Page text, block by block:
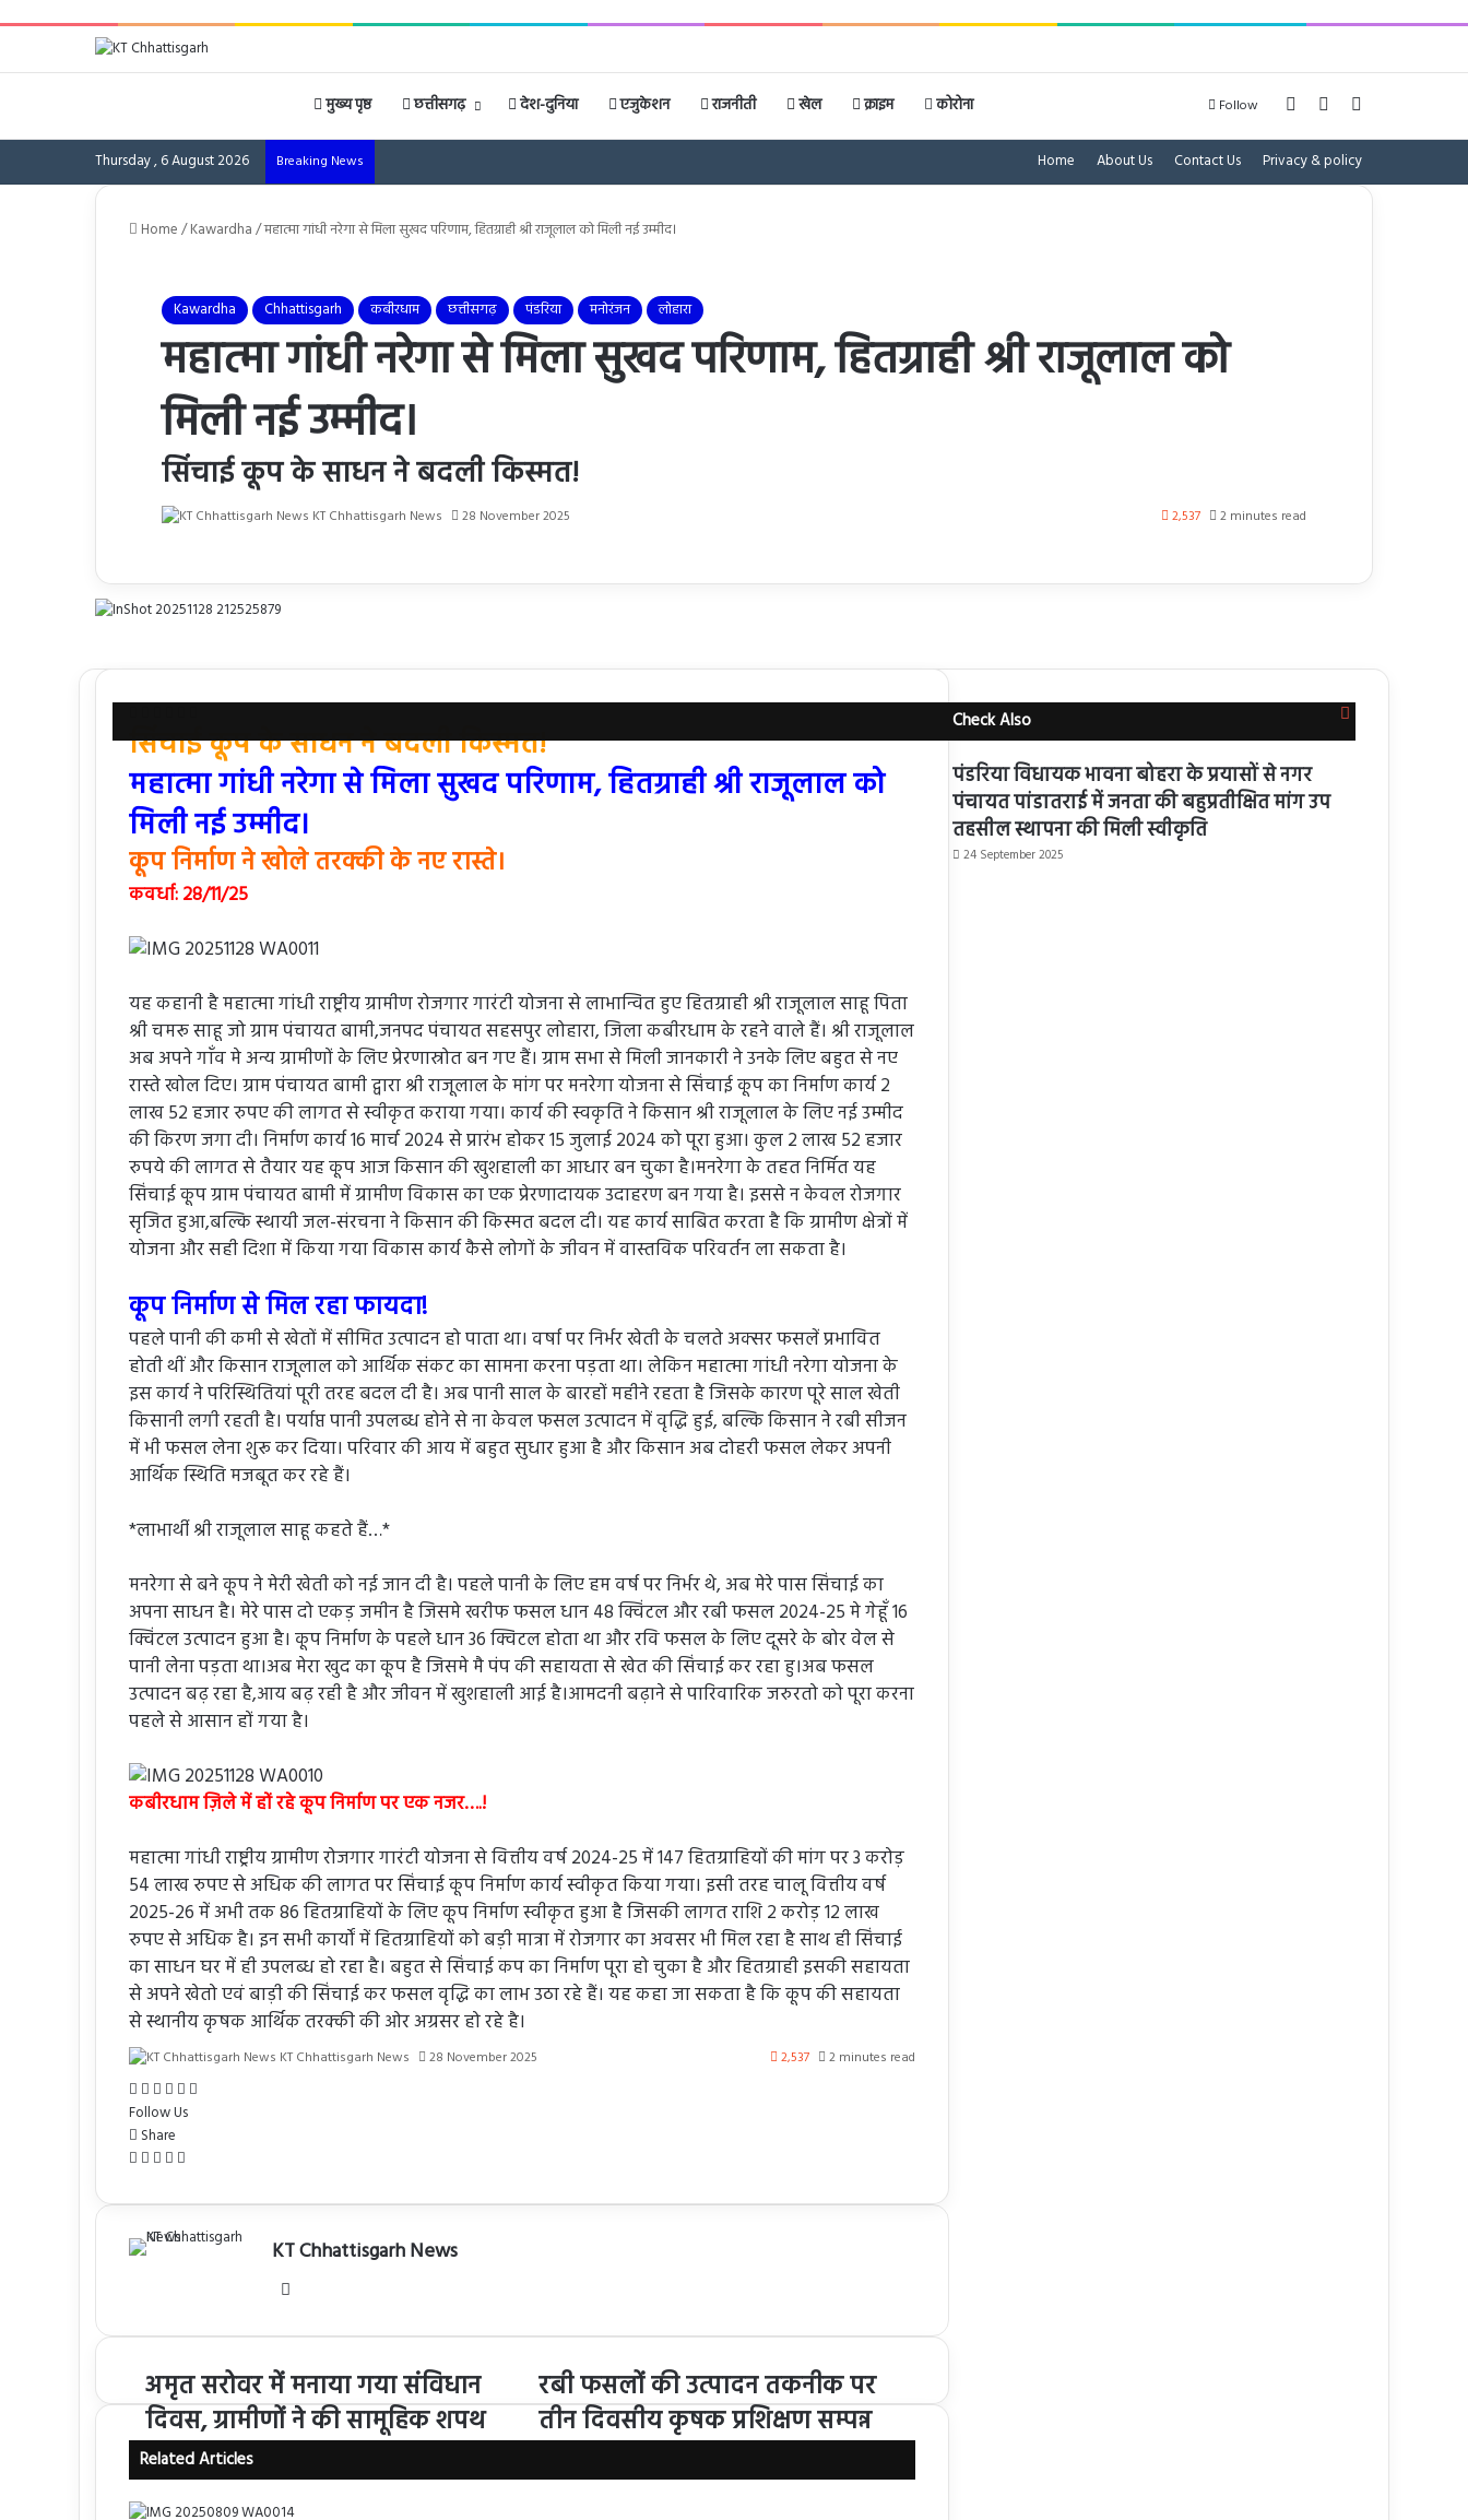
मुख्य पृष्ठ छत्तीसगढ़ देश-दुनिया एजुकेशन राजनीती खेल क्राइम कोरोना Follow Log In Sidebar
Thursday , 6 August 2026 Breaking News Home About Us Contact Us Privacy & policy
Home/Kawardha/महात्मा गांधी नरेगा से मिला सुखद परिणाम, हितग्राही श्री राजूलाल को मिली नई उम्मीद।
Kawardha Chhattisgarh कबीरधाम छत्तीसगढ़ पंडरिया मनोरंजन लोहारा
महात्मा गांधी नरेगा से मिला सुखद परिणाम, हितग्राही श्री राजूलाल को
मिली नई उम्मीद।
सिंचाई कूप के साधन ने बदली किस्मत!
KT Chhattisgarh News 28 November 2025 2,537 2 minutes read
via
Email
सिंचाई कूप के साधन ने बदली किस्मत!
महात्मा गांधी नरेगा से मिला सुखद परिणाम, हितग्राही श्री राजूलाल को
मिली नई उम्मीद।
कूप निर्माण ने खोले तरक्की के नए रास्ते।
कवर्धा: 28/11/25
यह कहानी है महात्मा गांधी राष्ट्रीय ग्रामीण रोजगार गारंटी योजना से लाभान्वित हुए हितग्राही श्री राजूलाल साहू पिता
श्री चमरू साहू जो ग्राम पंचायत बामी,जनपद पंचायत सहसपुर लोहारा, जिला कबीरधाम के रहने वाले हैं। श्री राजूलाल
अब अपने गाँव मे अन्य ग्रामीणों के लिए प्रेरणास्रोत बन गए हैं। ग्राम सभा से मिली जानकारी ने उनके लिए बहुत से नए
रास्ते खोल दिए। ग्राम पंचायत बामी द्वारा श्री राजूलाल के मांग पर मनरेगा योजना से सिंचाई कूप का निर्माण कार्य 2
लाख 52 हजार रुपए की लागत से स्वीकृत कराया गया। कार्य की स्वकृति ने किसान श्री राजूलाल के लिए नई उम्मीद
की किरण जगा दी। निर्माण कार्य 16 मार्च 2024 से प्रारंभ होकर 15 जुलाई 2024 को पूरा हुआ। कुल 2 लाख 52 हजार
रुपये की लागत से तैयार यह कूप आज किसान की खुशहाली का आधार बन चुका है।मनरेगा के तहत निर्मित यह
सिंचाई कूप ग्राम पंचायत बामी में ग्रामीण विकास का एक प्रेरणादायक उदाहरण बन गया है। इससे न केवल रोजगार
सृजित हुआ,बल्कि स्थायी जल-संरचना ने किसान की किस्मत बदल दी। यह कार्य साबित करता है कि ग्रामीण क्षेत्रों में
योजना और सही दिशा में किया गया विकास कार्य कैसे लोगों के जीवन में वास्तविक परिवर्तन ला सकता है।
कूप निर्माण से मिल रहा फायदा!
पहले पानी की कमी से खेतों में सीमित उत्पादन हो पाता था। वर्षा पर निर्भर खेती के चलते अक्सर फसलें प्रभावित
होती थीं और किसान राजूलाल को आर्थिक संकट का सामना करना पड़ता था। लेकिन महात्मा गांधी नरेगा योजना के
इस कार्य ने परिस्थितियां पूरी तरह बदल दी है। अब पानी साल के बारहों महीने रहता है जिसके कारण पूरे साल खेती
किसानी लगी रहती है। पर्याप्त पानी उपलब्ध होने से ना केवल फसल उत्पादन में वृद्धि हुई, बल्कि किसान ने रबी सीजन
में भी फसल लेना शुरू कर दिया। परिवार की आय में बहुत सुधार हुआ है और किसान अब दोहरी फसल लेकर अपनी
आर्थिक स्थिति मजबूत कर रहे हैं।
*लाभार्थी श्री राजूलाल साहू कहते हैं…*
मनरेगा से बने कूप ने मेरी खेती को नई जान दी है। पहले पानी के लिए हम वर्ष पर निर्भर थे, अब मेरे पास सिंचाई का
अपना साधन है। मेरे पास दो एकड़ जमीन है जिसमे खरीफ फसल धान 48 क्विंटल और रबी फसल 2024-25 मे गेहूँ 16
क्विंटल उत्पादन हुआ है। कूप निर्माण के पहले धान 36 क्विटल होता था और रवि फसल के लिए दूसरे के बोर वेल से
पानी लेना पड़ता था।अब मेरा खुद का कूप है जिसमे मै पंप की सहायता से खेत की सिंचाई कर रहा हु।अब फसल
उत्पादन बढ़ रहा है,आय बढ़ रही है और जीवन में खुशहाली आई है।आमदनी बढ़ाने से पारिवारिक जरुरतो को पूरा करना
पहले से आसान हों गया है।
कबीरधाम ज़िले में हों रहे कूप निर्माण पर एक नजर….!
महात्मा गांधी राष्ट्रीय ग्रामीण रोजगार गारंटी योजना से वित्तीय वर्ष 2024-25 में 147 हितग्राहियों की मांग पर 3 करोड़
54 लाख रुपए से अधिक की लागत पर सिंचाई कूप निर्माण कार्य स्वीकृत किया गया। इसी तरह चालू वित्तीय वर्ष
2025-26 में अभी तक 86 हितग्राहियों के लिए कूप निर्माण स्वीकृत हुआ है जिसकी लागत राशि 2 करोड़ 12 लाख
रुपए से अधिक है। इन सभी कार्यों में हितग्राहियों को बड़ी मात्रा में रोजगार का अवसर भी मिल रहा है साथ ही सिंचाई
का साधन घर में ही उपलब्ध हो रहा है। बहुत से सिंचाई कप का निर्माण पूरा हो चुका है और हितग्राही इसकी सहायता
से अपने खेतो एवं बाड़ी की सिंचाई कर फसल वृद्धि का लाभ उठा रहे हैं। यह कहा जा सकता है कि कूप की सहायता
से स्थानीय कृषक आर्थिक तरक्की की ओर अग्रसर हो रहे है।
KT Chhattisgarh News 28 November 2025 2,537 2 minutes read
Facebook
X Messenger
Messenger
WhatsApp
Follow Us
Share
Facebook
X WhatsApp
Telegram
Email
KT Chhattisgarh News
अमृत सरोवर में मनाया गया संविधान
दिवस, ग्रामीणों ने की सामूहिक शपथ
रबी फसलों की उत्पादन तकनीक पर
तीन दिवसीय कृषक प्रशिक्षण सम्पन्न
Related Articles
Check Also Close
पंडरिया विधायक भावना बोहरा के प्रयासों से नगर
पंचायत पांडातराई में जनता की बहुप्रतीक्षित मांग उप
तहसील स्थापना की मिली स्वीकृति
24 September 2025